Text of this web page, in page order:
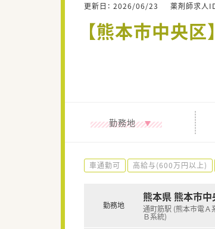
更新日： 2026/06/23 薬剤師求人ID
【熊本市中央
勤務地
車通勤可 高給与(600万円以上)
勤務地
熊本県 熊本市中
通町筋駅 (熊本市電Ａ
Ｂ系統)